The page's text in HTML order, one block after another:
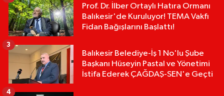
Prof. Dr. İlber Ortaylı Hatıra Ormanı
Balıkesir'de Kuruluyor! TEMA Vakfı
Fidan Bağışlarını Başlattı!
Balıkesir Belediye-İş 1 No'lu Şube
Başkanı Hüseyin Pastal ve Yönetimi
İstifa Ederek ÇAĞDAŞ-SEN'e Geçti
3
4